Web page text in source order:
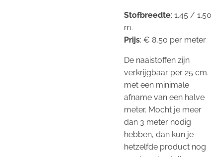
Stofbreedte: 1.45 / 1.50
m.
Prijs: € 8,50 per meter
De naaistoffen zijn
verkrijgbaar per 25 cm.
met een minimale
afname van een halve
meter. Mocht je meer
dan 3 meter nodig
hebben, dan kun je
hetzelfde product nog